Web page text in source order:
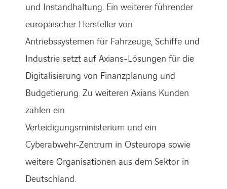
und Instandhaltung. Ein weiterer führender
europäischer Hersteller von
Antriebssystemen für Fahrzeuge, Schiffe und
Industrie setzt auf Axians-Lösungen für die
Digitalisierung von Finanzplanung und
Budgetierung. Zu weiteren Axians Kunden
zählen ein
Verteidigungsministerium und ein
Cyberabwehr-Zentrum in Osteuropa sowie
weitere Organisationen aus dem Sektor in
Deutschland.